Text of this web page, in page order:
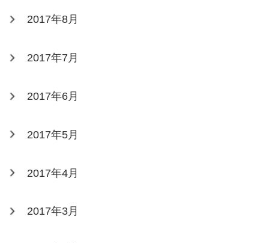
2017年8月
2017年7月
2017年6月
2017年5月
2017年4月
2017年3月